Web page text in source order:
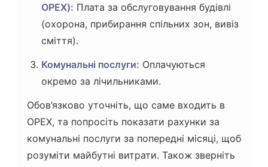
OPEX): Плата за обслуговування будівлі
(охорона, прибирання спільних зон, вивіз
сміття).
Комунальні послуги: Оплачуються
окремо за лічильниками.
Обов’язково уточніть, що саме входить в
OPEX, та попросіть показати рахунки за
комунальні послуги за попередні місяці, щоб
розуміти майбутні витрати. Також зверніть